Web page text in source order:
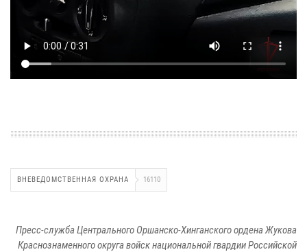
ВНЕВЕДОМСТВЕННАЯ ОХРАНА 16110
Пресс-служба Центрального Оршанско-Хинганского ордена Жукова
Краснознаменного округа войск национальной гвардии Российской